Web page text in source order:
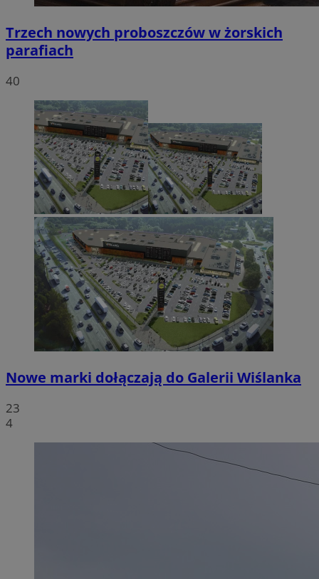
Trzech nowych proboszczów w żorskich
parafiach
40
Nowe marki dołączają do Galerii Wiślanka
23
4